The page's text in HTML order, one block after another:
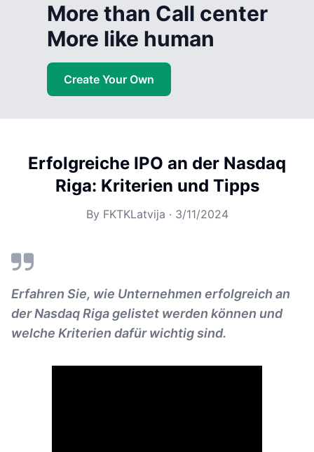
More than Call center
More like human
Create Your Own
Erfolgreiche IPO an der Nasdaq
Riga: Kriterien und Tipps
By FKTKLatvija · 3/11/2024
Erfahren Sie, wie Unternehmen erfolgreich an
der Nasdaq Riga gelistet werden können und
welche Kriterien dafür wichtig sind.